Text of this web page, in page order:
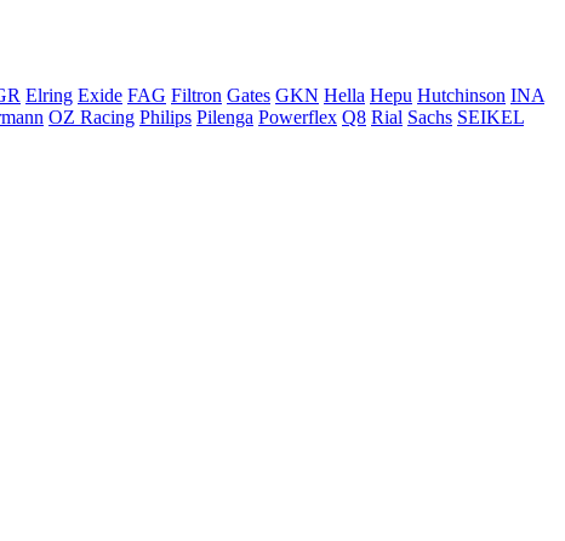
Elring Exide FAG Filtron Gates GKN Hella Hepu Hutchinson INA
OZ Racing Philips Pilenga Powerflex Q8 Rial Sachs SEIKEL